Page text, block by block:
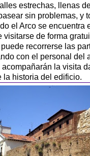
estrechas, llenas
sin problemas, y
el Arco se encuentra
visitarse de forma
recorrerse las
con el personal del
la visita
la historia del edificio.